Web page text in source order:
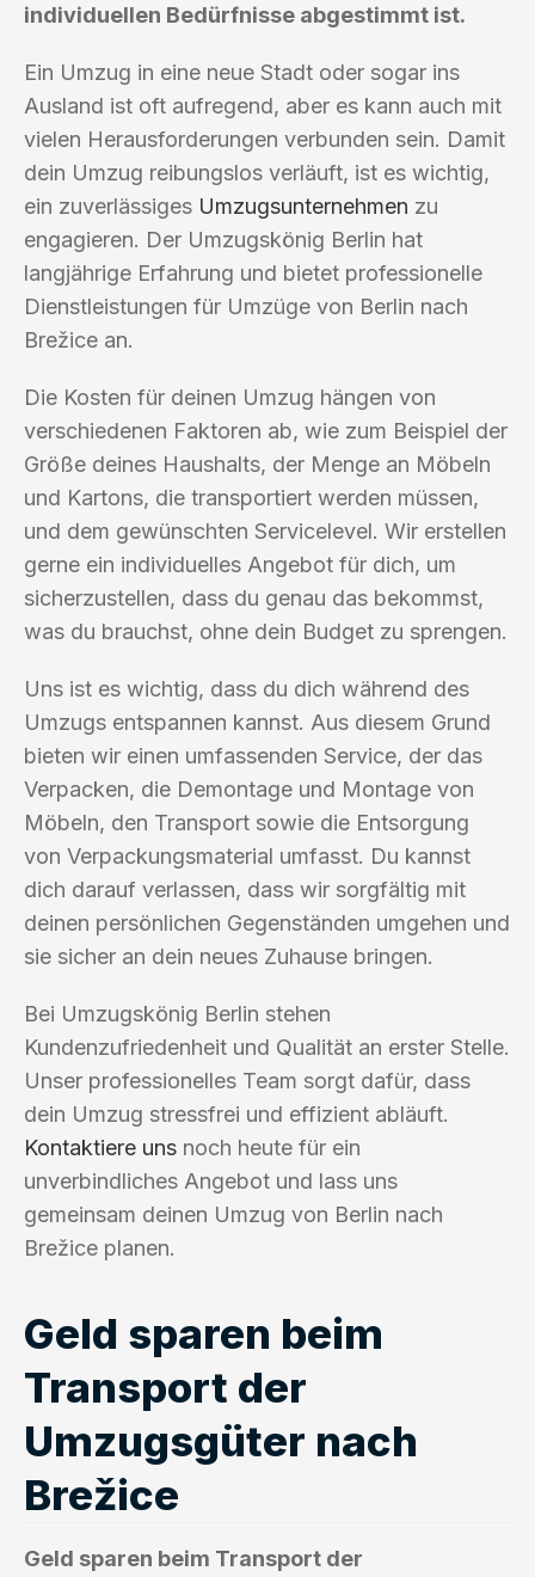
individuellen Bedürfnisse abgestimmt ist.
Ein Umzug in eine neue Stadt oder sogar ins
Ausland ist oft aufregend, aber es kann auch mit
vielen Herausforderungen verbunden sein. Damit
dein Umzug reibungslos verläuft, ist es wichtig,
ein zuverlässiges Umzugsunternehmen zu
engagieren. Der Umzugskönig Berlin hat
langjährige Erfahrung und bietet professionelle
Dienstleistungen für Umzüge von Berlin nach
Brežice an.
Die Kosten für deinen Umzug hängen von
verschiedenen Faktoren ab, wie zum Beispiel der
Größe deines Haushalts, der Menge an Möbeln
und Kartons, die transportiert werden müssen,
und dem gewünschten Servicelevel. Wir erstellen
gerne ein individuelles Angebot für dich, um
sicherzustellen, dass du genau das bekommst,
was du brauchst, ohne dein Budget zu sprengen.
Uns ist es wichtig, dass du dich während des
Umzugs entspannen kannst. Aus diesem Grund
bieten wir einen umfassenden Service, der das
Verpacken, die Demontage und Montage von
Möbeln, den Transport sowie die Entsorgung
von Verpackungsmaterial umfasst. Du kannst
dich darauf verlassen, dass wir sorgfältig mit
deinen persönlichen Gegenständen umgehen und
sie sicher an dein neues Zuhause bringen.
Bei Umzugskönig Berlin stehen
Kundenzufriedenheit und Qualität an erster Stelle.
Unser professionelles Team sorgt dafür, dass
dein Umzug stressfrei und effizient abläuft.
Kontaktiere uns noch heute für ein
unverbindliches Angebot und lass uns
gemeinsam deinen Umzug von Berlin nach
Brežice planen.
Geld sparen beim
Transport der
Umzugsgüter nach
Brežice
Geld sparen beim Transport der